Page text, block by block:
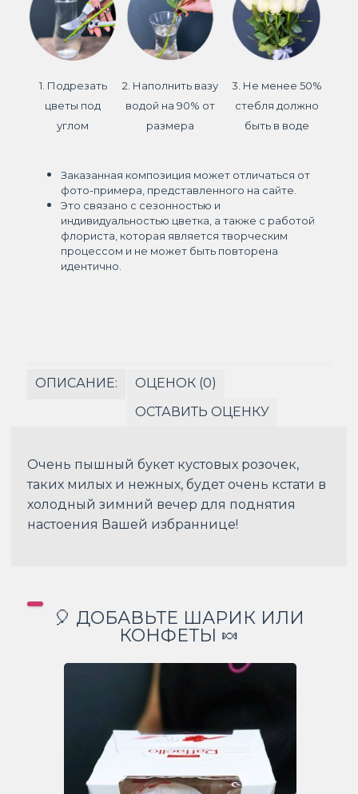
1. Подрезать
цветы под
углом
2. Наполнить вазу
водой на 90% от
размера
3. Не менее 50%
стебля должно
быть в воде
Заказанная композиция может отличаться от
фото-примера, представленного на сайте.
Это связано с сезонностью и
индивидуальностью цветка, а также с работой
флориста, которая является творческим
процессом и не может быть повторена
идентично.
ОПИСАНИЕ:
ОЦЕНОК (0)
ОСТАВИТЬ ОЦЕНКУ
Очень пышный букет кустовых розочек,
таких милых и нежных, будет очень кстати в
холодный зимний вечер для поднятия
настоения Вашей избраннице!
🎈 ДОБАВЬТЕ ШАРИК ИЛИ
КОНФЕТЫ 🍬